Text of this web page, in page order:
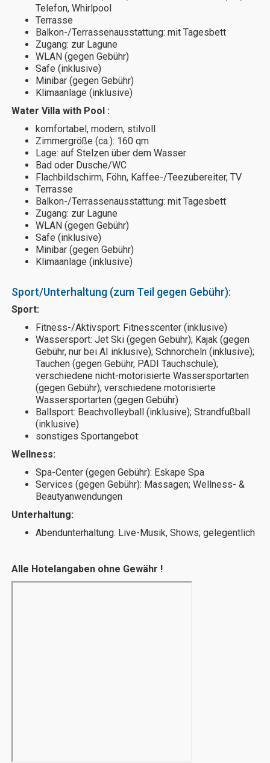
Telefon, Whirlpool
Terrasse
Balkon-/Terrassenausstattung: mit Tagesbett
Zugang: zur Lagune
WLAN (gegen Gebühr)
Safe (inklusive)
Minibar (gegen Gebühr)
Klimaanlage (inklusive)
Water Villa with Pool :
komfortabel, modern, stilvoll
Zimmergröße (ca.): 160 qm
Lage: auf Stelzen über dem Wasser
Bad oder Dusche/WC
Flachbildschirm, Föhn, Kaffee-/Teezubereiter, TV
Terrasse
Balkon-/Terrassenausstattung: mit Tagesbett
Zugang: zur Lagune
WLAN (gegen Gebühr)
Safe (inklusive)
Minibar (gegen Gebühr)
Klimaanlage (inklusive)
Sport/Unterhaltung (zum Teil gegen Gebühr):
Sport:
Fitness-/Aktivsport: Fitnesscenter (inklusive)
Wassersport: Jet Ski (gegen Gebühr); Kajak (gegen
Gebühr, nur bei AI inklusive); Schnorcheln (inklusive);
Tauchen (gegen Gebühr, PADI Tauchschule);
verschiedene nicht-motorisierte Wassersportarten
(gegen Gebühr); verschiedene motorisierte
Wassersportarten (gegen Gebühr)
Ballsport: Beachvolleyball (inklusive); Strandfußball
(inklusive)
sonstiges Sportangebot:
Wellness:
Spa-Center (gegen Gebühr): Eskape Spa
Services (gegen Gebühr): Massagen; Wellness- &
Beautyanwendungen
Unterhaltung:
Abendunterhaltung: Live-Musik, Shows; gelegentlich
Alle Hotelangaben ohne Gewähr !